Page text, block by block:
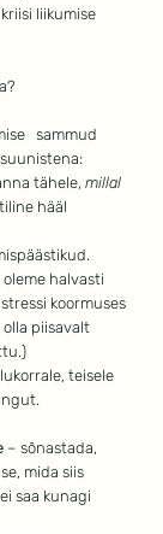
liikumise
sammud
tähele, millal
hääl
halvasti
koormuses
piisavalt
teisele
– sõnastada,
mida siis
saa kunagi